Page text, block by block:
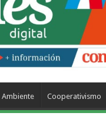
Ambiente Cooperativismo